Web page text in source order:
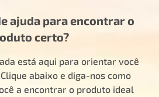
ajuda para encontrar o
certo?
está aqui para orientar você
abaixo e diga-nos como
a encontrar o produto ideal